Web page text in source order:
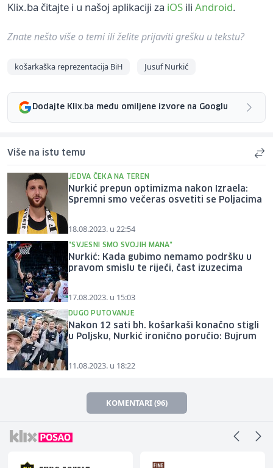
Klix.ba čitajte i u našoj aplikaciji za iOS ili Android.
Znate nešto više o temi ili želite prijaviti grešku u tekstu?
košarkaška reprezentacija BiH Jusuf Nurkić
Dodajte Klix.ba među omiljene izvore na Googlu
Više na istu temu
JEDVA ČEKA NA TEREN
Nurkić prepun optimizma nakon Izraela:
Spremni smo večeras osvetiti se Poljacima
18.08.2023. u 22:54
"SVJESNI SMO SVOJIH MANA"
Nurkić: Kada gubimo nemamo podršku u
pravom smislu te riječi, čast izuzecima
17.08.2023. u 15:03
DUGO PUTOVANJE
Nakon 12 sati bh. košarkaši konačno stigli
u Poljsku, Nurkić ironično poručio: Bujrum
11.08.2023. u 18:22
KOMENTARI (96)